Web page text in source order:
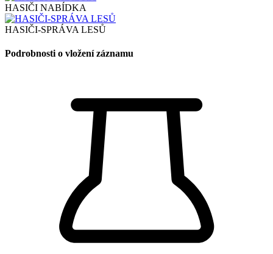
HASIČI NABÍDKA
HASIČI-SPRÁVA LESŮ
Podrobnosti o vložení záznamu